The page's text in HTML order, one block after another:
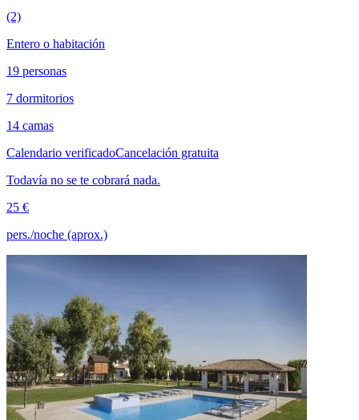
(2)
Entero o habitación
19 personas
7 dormitorios
14 camas
Calendario verificadoCancelación gratuita
Todavía no se te cobrará nada.
25 €
pers./noche (aprox.)